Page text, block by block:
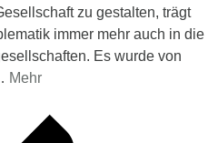
zu gestalten, trägt
immer mehr auch in die
Es wurde von
Mehr